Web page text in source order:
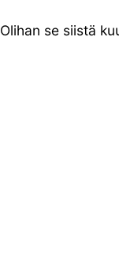
se siistä